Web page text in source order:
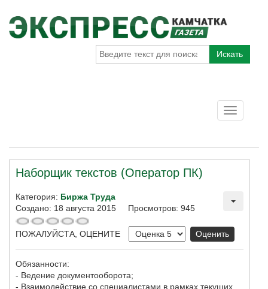
Искать
Toggle
navigation
Наборщик текстов (Оператор ПК)
Категория: Биржа Труда
Создано: 18 августа 2015
Просмотров: 945
ПОЖАЛУЙСТА, ОЦЕНИТЕ
Обязанности:
- Ведение документооборота;
- Взаимодействие со специалистами в рамках текущих